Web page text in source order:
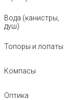
Вода (канистры,
душ)
Топоры и лопаты
Компасы
Оптика